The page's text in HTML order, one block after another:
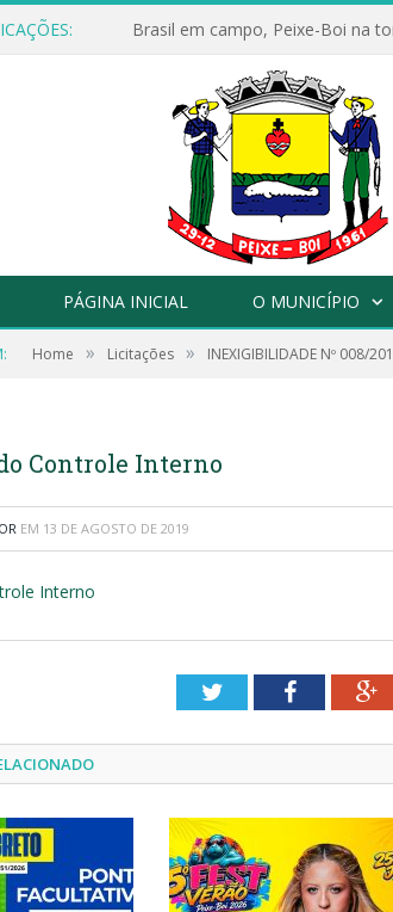
Brasil em campo, Peixe-Boi na
PÁGINA INICIAL O MUNICÍPIO
Home » Licitações » INEXIGIBILIDADE Nº 008/
Controle Interno
EM 13 DE AGOSTO DE 2019
Interno
TwitterFacebook